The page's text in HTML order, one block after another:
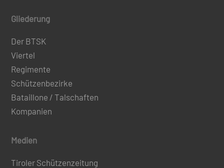
Gliederung
Der BTSK
Viertel
Regimente
Schützenbezirke
Bataillone / Talschaften
Kompanien
Medien
Tiroler Schützenzeitung